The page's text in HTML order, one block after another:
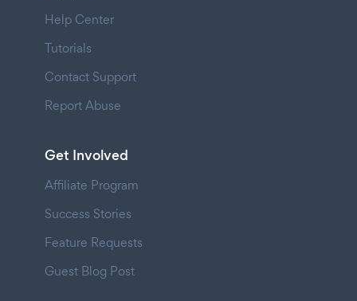
Help Center
Tutorials
Contact Support
Report Abuse
Get Involved
Affiliate Program
Success Stories
Feature Requests
Guest Blog Post